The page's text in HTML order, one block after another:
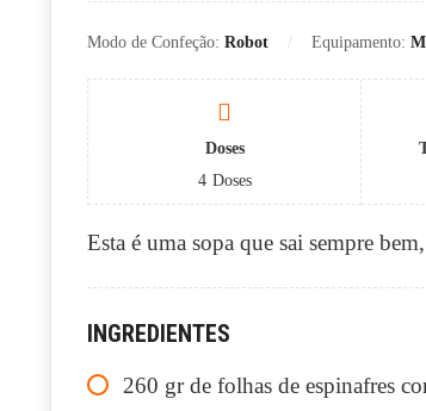
Modo de Confeção: Robot Equipamento:
Doses
4 Doses
Esta é uma sopa que sai sempre
INGREDIENTES
260 gr de folhas de espinafres